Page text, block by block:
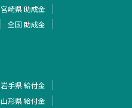
宮崎県 助成金
全国 助成金
岩手県 給付金
山形県 給付金